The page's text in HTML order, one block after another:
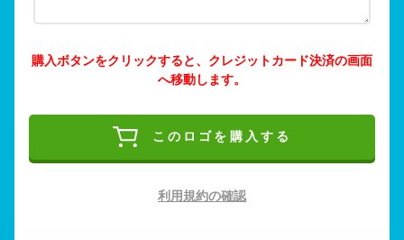
購入ボタンをクリックすると、クレジットカード決済の画面
へ移動します。
このロゴを購入する
利用規約の確認